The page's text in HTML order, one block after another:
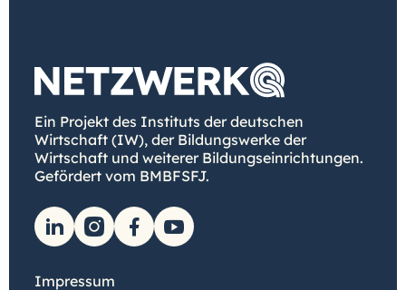
Ein Projekt des Instituts der deutschen
Wirtschaft (IW), der Bildungswerke der
Wirtschaft und weiterer Bildungseinrichtungen.
Gefördert vom BMBFSFJ.
Impressum